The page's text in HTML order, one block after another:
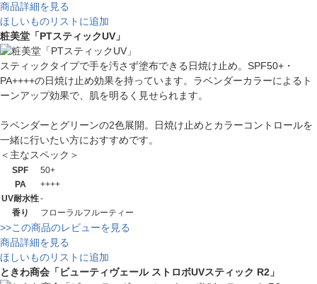
商品詳細を見る
ほしいものリストに追加
粧美堂「PTスティックUV」
スティックタイプで手を汚さず塗布できる日焼け止め。SPF50+・
PA++++の日焼け止め効果を持っています。ラベンダーカラーによるト
ーンアップ効果で、肌を明るく見せられます。
ラベンダーとグリーンの2色展開。日焼け止めとカラーコントロールを
一緒に行いたい方におすすめです。
＜主なスペック＞
SPF
50+
PA
++++
UV耐水性-
香り
フローラルフルーティー
>>この商品のレビューを見る
商品詳細を見る
ほしいものリストに追加
ときわ商会「ビューティヴェール ストロボUVスティック R2」